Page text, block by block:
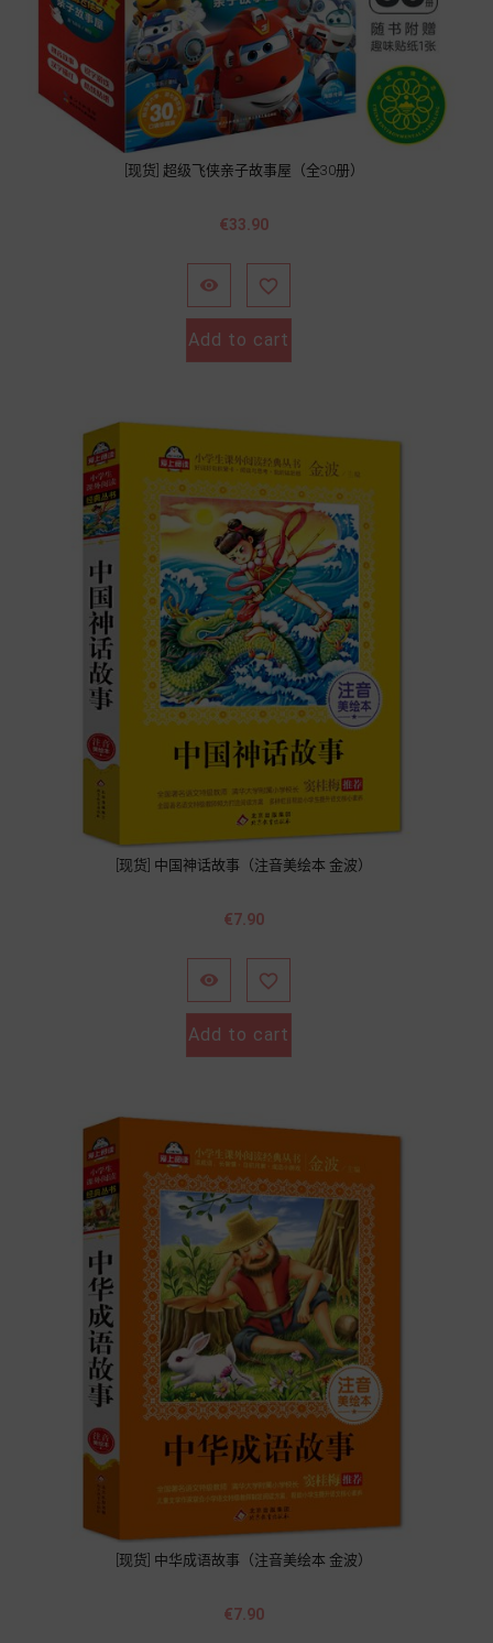
[现货] 超级飞侠亲子故事屋（全30册）
Price
€33.90
 
Add to cart
[现货] 中国神话故事（注音美绘本 金波）
Price
€7.90
 
Add to cart
[现货] 中华成语故事（注音美绘本 金波）
Price
€7.90